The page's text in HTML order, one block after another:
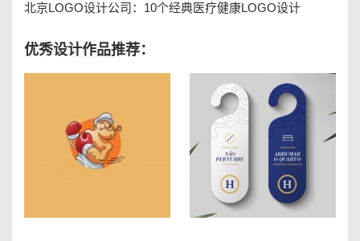
北京LOGO设计公司：10个经典医疗健康LOGO设计
优秀设计作品推荐：